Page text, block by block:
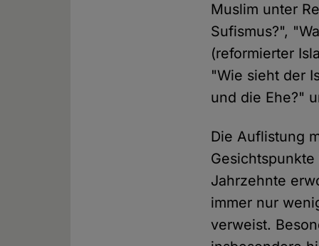
Muslim unter
Sufismus?",
(reformierter
"Wie sieht der
und die Ehe?"
Die Auflistung
Jahrzehnte
immer nur
verweist.